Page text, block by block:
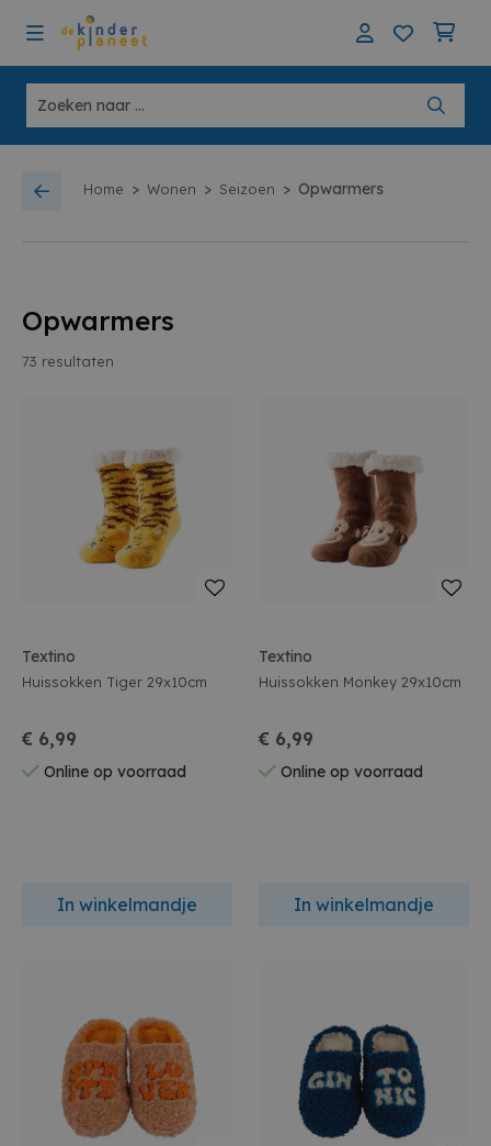
Home > Wonen > Seizoen > Opwarmers
Opwarmers
73 resultaten
Textino
Huissokken Tiger 29x10cm
€ 6,99
Online op voorraad
In winkelmandje
Textino
Huissokken Monkey 29x10cm
€ 6,99
Online op voorraad
In winkelmandje